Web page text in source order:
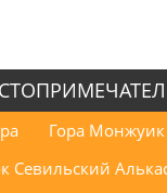
Гора Монжуик
Севильский